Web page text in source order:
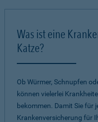
Was ist eine
Katze?
Ob Würmer, Schnupfen
können vielerlei
bekommen. Damit Sie für
Krankenversicherung für